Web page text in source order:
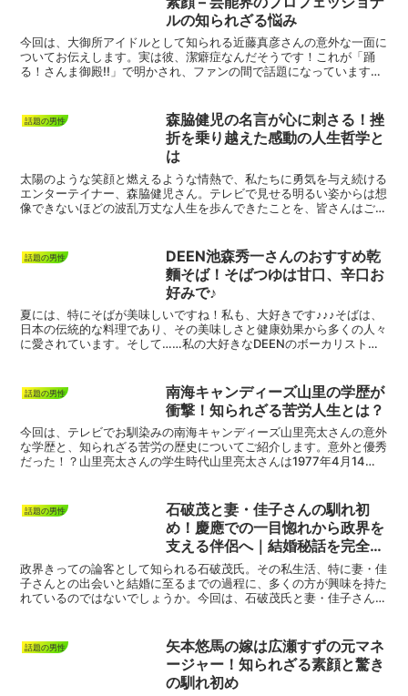
ルの知られざる悩み
今回は、大御所アイドルとして知られる近藤真彦さんの意外な一面に
ついてお伝えします。実は彼、潔癖症なんだそうです！これが「踊
る！さんま御殿!!」で明かされ、ファンの間で話題になっています。
話題の男性
森脇健児の名言が心に刺さる！挫
折を乗り越えた感動の人生哲学と
は
太陽のような笑顔と燃えるような情熱で、私たちに勇気を与え続ける
エンターテイナー、森脇健児さん。テレビで見せる明るい姿からは想
像できないほどの波乱万丈な人生を歩んできたことを、皆さんはご存
話題の男性
DEEN池森秀一さんのおすすめ乾
麵そば！そばつゆは甘口、辛口お
好みで♪
夏には、特にそばが美味しいですね！私も、大好きです♪♪♪そばは、
日本の伝統的な料理であり、その美味しさと健康効果から多くの人々
に愛されています。そして……私の大好きなDEENのボーカリストと
話題の男性
南海キャンディーズ山里の学歴が
衝撃！知られざる苦労人生とは？
今回は、テレビでお馴染みの南海キャンディーズ山里亮太さんの意外
な学歴と、知られざる苦労の歴史についてご紹介します。意外と優秀
だった！？山里亮太さんの学生時代山里亮太さんは1977年4月14
話題の男性
石破茂と妻・佳子さんの馴れ初
め！慶應での一目惚れから政界を
支える伴侶へ｜結婚秘話を完全公
開
政界きっての論客として知られる石破茂氏。その私生活、特に妻・佳
子さんとの出会いと結婚に至るまでの過程に、多くの方が興味を持た
れているのではないでしょうか。今回は、石破茂氏と妻・佳子さんの
話題の男性
矢本悠馬の嫁は広瀬すずの元マネ
ージャー！知られざる素顔と驚き
の馴れ初め